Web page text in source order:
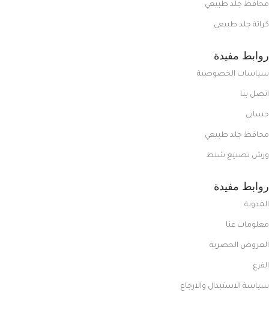
محافظ جلد طبيعي
كراتة جلد طبيعي
روابط مفيدة
سياسات الخصوصية
اتصل بنا
حسابي
محافظ جلد طبيعي
ورش تصنيع شنط
روابط مفيدة
المدونة
معلومات عنا
العروض الحصرية
الفرع
سياسة الاستبدال والارجاع